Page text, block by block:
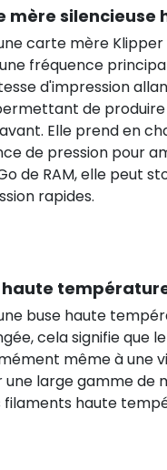
mère silencieuse
carte mère
fréquence
d'impression
de
Elle prend en
de pression pour
de RAM, elle peut
rapides.
haute
buse haute
cela signifie que
même à une
large gamme de
filaments haute